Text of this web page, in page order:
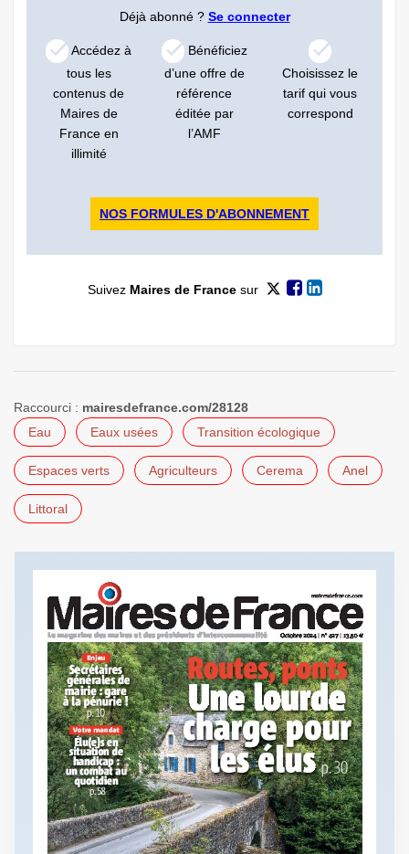
Déjà abonné ? Se connecter
Accédez à
tous les
contenus de
Maires de
France en
illimité
Bénéficiez
d’une offre de
référence
éditée par
l’AMF
Choisissez le
tarif qui vous
correspond
NOS FORMULES D'ABONNEMENT
Suivez Maires de Francesur
Raccourci : mairesdefrance.com/28128
Eau
Eaux usées Transition écologique
Espaces verts Agriculteurs Cerema Anel
Littoral